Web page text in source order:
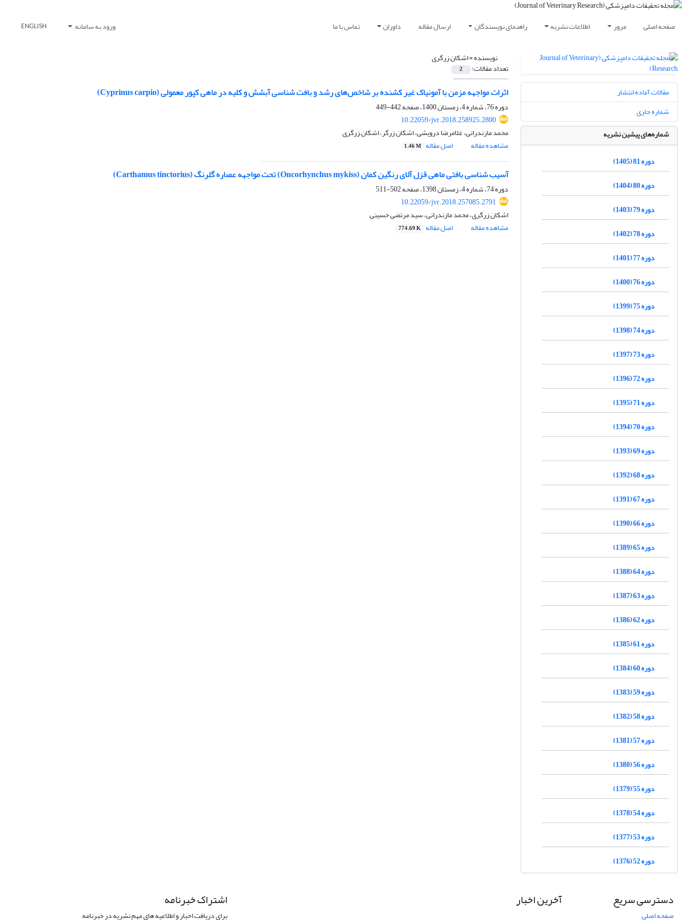
صفحه اصلی مرور اطلاعات نشریه راهنمای نویسندگان ارسال مقاله داوران تماس با ما ورود به سامانه ENGLISH
نویسنده =اشکان زرگری
تعداد مقالات: 2
اثرات مواجهه مزمن با آمونیاک غیر کشنده بر شاخص‌های رشد و بافت شناسی آبشش و کلیه در ماهی کپور معمولی (Cyprinus carpio)
دوره 76، شماره 4، زمستان 1400، صفحه
442-449
10.22059/jvr.2018.258925.2800
محمد مازندرانی، غلامرضا درویشی، اشکان زرگر، اشکان زرگری
مشاهده مقاله
اصل مقاله 1.46 M
آسیب شناسی بافتی ماهی قزل آلای رنگین کمان (Oncorhynchus mykiss) تحت مواجهه عصاره گلرنگ (Carthamus tinctorius)
دوره 74، شماره 4، زمستان 1398، صفحه
502-511
10.22059/jvr.2018.257085.2791
اشکان زرگری، محمد مازندرانی، سید مرتضی حسینی
مشاهده مقاله
اصل مقاله 774.69 K
مقالات آماده انتشار
شماره جاری
شماره‌های پیشین نشریه
دوره 81 (1405)
دوره 80 (1404)
دوره 79 (1403)
دوره 78 (1402)
دوره 77 (1401)
دوره 76 (1400)
دوره 75 (1399)
دوره 74 (1398)
دوره 73 (1397)
دوره 72 (1396)
دوره 71 (1395)
دوره 70 (1394)
دوره 69 (1393)
دوره 68 (1392)
دوره 67 (1391)
دوره 66 (1390)
دوره 65 (1389)
دوره 64 (1388)
دوره 63 (1387)
دوره 62 (1386)
دوره 61 (1385)
دوره 60 (1384)
دوره 59 (1383)
دوره 58 (1382)
دوره 57 (1381)
دوره 56 (1380)
دوره 55 (1379)
دوره 54 (1378)
دوره 53 (1377)
دوره 52 (1376)
دسترسی سریع
صفحه اصلی
آخرین اخبار اشتراک خبرنامه
برای دریافت اخبار و اطلاعیه های مهم نشریه در خبرنامه